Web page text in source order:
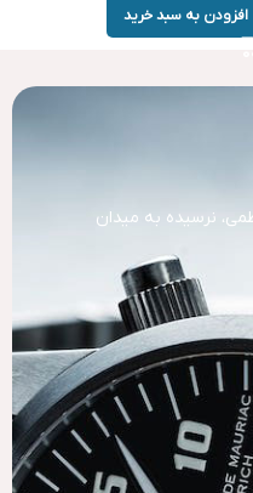
افزودن به سبد خرید
نرسیده به میدان